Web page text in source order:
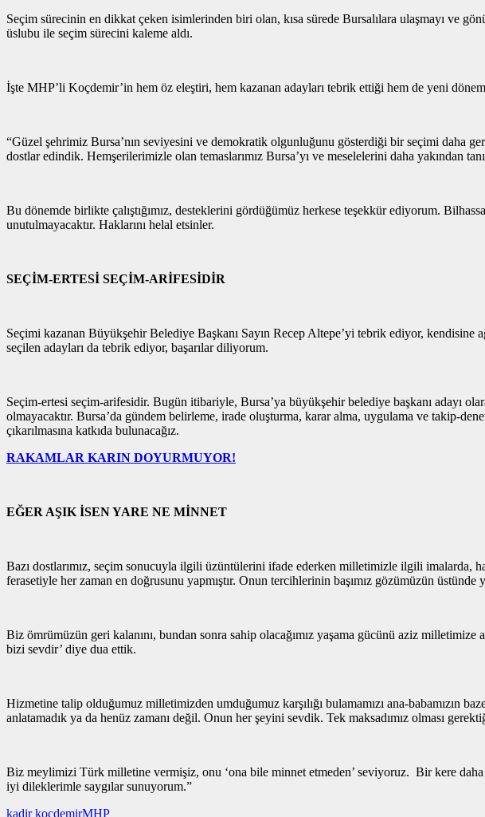
Seçim sürecinin en dikkat çeken isimlerinden biri olan, kısa sürede Bursalılara ulaşmayı ve
üslubu ile seçim sürecini kaleme aldı.
İşte MHP’li Koçdemir’in hem öz eleştiri, hem kazanan adayları tebrik ettiği hem de yeni
“Güzel şehrimiz Bursa’nın seviyesini ve demokratik olgunluğunu gösterdiği bir seçimi daha
dostlar edindik. Hemşerilerimizle olan temaslarımız Bursa’yı ve meselelerini daha yakından
Bu dönemde birlikte çalıştığımız, desteklerini gördüğümüz herkese teşekkür ediyorum.
unutulmayacaktır. Haklarını helal etsinler.
SEÇİM-ERTESİ SEÇİM-ARİFESİDİR
Seçimi kazanan Büyükşehir Belediye Başkanı Sayın Recep Altepe’yi tebrik ediyor, kendisine
seçilen adayları da tebrik ediyor, başarılar diliyorum.
Seçim-ertesi seçim-arifesidir. Bugün itibariyle, Bursa’ya büyükşehir belediye başkanı adayı
olmayacaktır. Bursa’da gündem belirleme, irade oluşturma, karar alma, uygulama ve takip-
çıkarılmasına katkıda bulunacağız.
RAKAMLAR KARIN DOYURMUYOR!
EĞER AŞIK İSEN YARE NE MİNNET
Bazı dostlarımız, seçim sonucuyla ilgili üzüntülerini ifade ederken milletimizle ilgili
ferasetiyle her zaman en doğrusunu yapmıştır. Onun tercihlerinin başımız gözümüzün üstünde
Biz ömrümüzün geri kalanını, bundan sonra sahip olacağımız yaşama gücünü aziz
bizi sevdir’ diye dua ettik.
Hizmetine talip olduğumuz milletimizden umduğumuz karşılığı bulamamızı ana-babamızın
anlatamadık ya da henüz zamanı değil. Onun her şeyini sevdik. Tek maksadımız olması
Biz meylimizi Türk milletine vermişiz, onu ‘ona bile minnet etmeden’ seviyoruz. Bir kere
iyi dileklerimle saygılar sunuyorum.”
kadir koçdemirMHP